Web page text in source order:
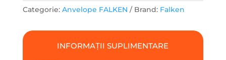
205/65R16
Categorie: Anvelope FALKEN Brand: Falken
INFORMAȚII SUPLIMENTARE